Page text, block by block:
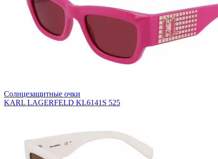
Солнцезащитные очки
KARL LAGERFELD KL6141S 525